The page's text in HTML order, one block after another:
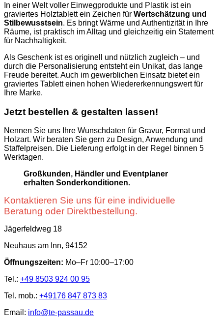
In einer Welt voller Einwegprodukte und Plastik ist ein
graviertes Holztablett ein Zeichen für Wertschätzung und
Stilbewusstsein. Es bringt Wärme und Authentizität in Ihre
Räume, ist praktisch im Alltag und gleichzeitig ein Statement
für Nachhaltigkeit.
Als Geschenk ist es originell und nützlich zugleich – und
durch die Personalisierung entsteht ein Unikat, das lange
Freude bereitet. Auch im gewerblichen Einsatz bietet ein
graviertes Tablett einen hohen Wiedererkennungswert für
Ihre Marke.
Jetzt bestellen & gestalten lassen!
Nennen Sie uns Ihre Wunschdaten für Gravur, Format und
Holzart. Wir beraten Sie gern zu Design, Anwendung und
Staffelpreisen. Die Lieferung erfolgt in der Regel binnen 5
Werktagen.
Großkunden, Händler und Eventplaner
erhalten Sonderkonditionen.
Kontaktieren Sie uns für eine individuelle
Beratung oder Direktbestellung.
Jägerfeldweg 18
Neuhaus am Inn, 94152
Öffnungszeiten: Mo–Fr 10:00–17:00
Tel.: +49 8503 924 00 95
Tel. mob.: +49176 847 873 83
Email: info@te-passau.de